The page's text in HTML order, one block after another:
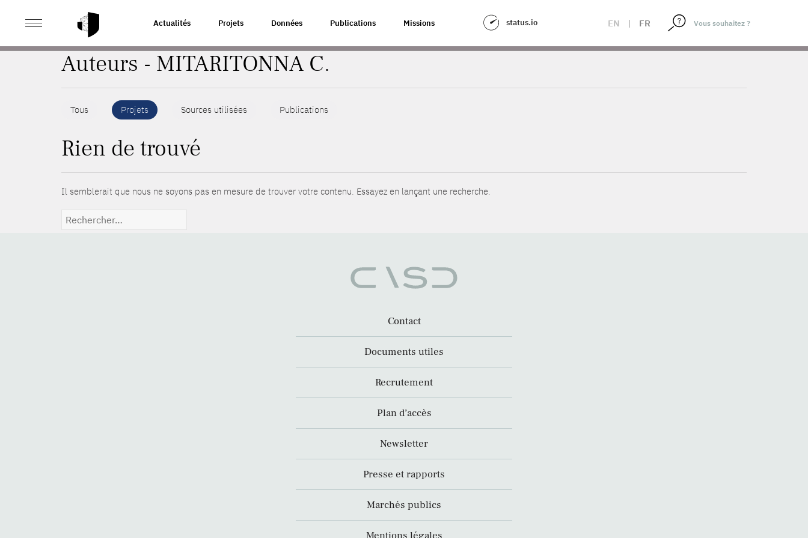
Actualités Projets Données Publications Missions status.io EN | FR
ACCUEIL
Auteurs - MITARITONNA C.
Tous Projets Sources utilisées Publications
Rien de trouvé
Il semblerait que nous ne soyons pas en mesure de trouver votre contenu. Essayez en lançant une recherche.
Rechercher :
Contact
Documents utiles
Recrutement
Plan d’accès
Newsletter
Presse et rapports
Marchés publics